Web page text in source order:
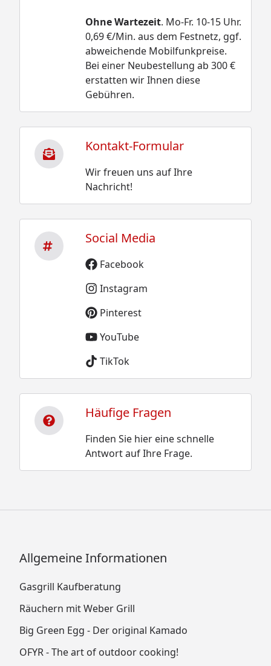
Ohne Wartezeit. Mo-Fr. 10-15 Uhr.
0,69 €/Min. aus dem Festnetz, ggf.
abweichende Mobilfunkpreise.
Bei einer Neubestellung ab 300 €
erstatten wir Ihnen diese
Gebühren.
Kontakt-Formular
Wir freuen uns auf Ihre
Nachricht!
Social Media
Facebook
Instagram
Pinterest
YouTube
TikTok
Häufige Fragen
Finden Sie hier eine schnelle
Antwort auf Ihre Frage.
Allgemeine Informationen
Gasgrill Kaufberatung
Räuchern mit Weber Grill
Big Green Egg - Der original Kamado
OFYR - The art of outdoor cooking!